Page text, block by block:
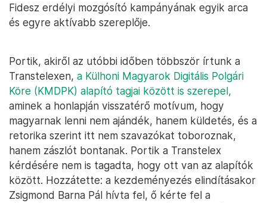
Fidesz erdélyi mozgósító kampányának egyik arca
és egyre aktívabb szereplője.
Portik, akiről az utóbbi időben többször írtunk a
Transtelexen, a Külhoni Magyarok Digitális Polgári
Köre (KMDPK) alapító tagjai között is szerepel,
aminek a honlapján visszatérő motívum, hogy
magyarnak lenni nem ajándék, hanem küldetés, és a
retorika szerint itt nem szavazókat toboroznak,
hanem zászlót bontanak. Portik a Transtelex
kérdésére nem is tagadta, hogy ott van az alapítók
között. Hozzátette: a kezdeményezés elindításakor
Zsigmond Barna Pál hívta fel, ő kérte fel a